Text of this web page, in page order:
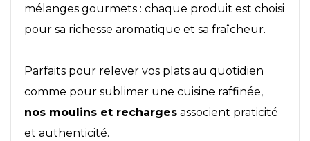
mélanges gourmets : chaque produit est choisi
pour sa richesse aromatique et sa fraîcheur.
Parfaits pour relever vos plats au quotidien
comme pour sublimer une cuisine raffinée,
nos moulins et recharges associent praticité
et authenticité.